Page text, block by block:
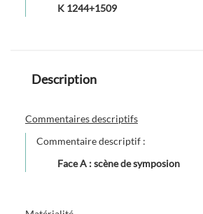
K 1244+1509
Description
Commentaires descriptifs
Commentaire descriptif :
Face A : scène de symposion